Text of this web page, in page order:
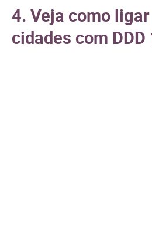
4. Veja como
cidades com DDD